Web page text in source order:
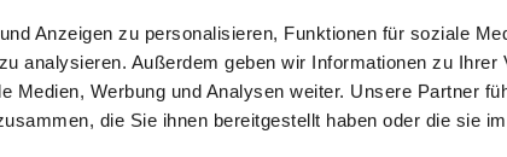
Anzeigen zu personalisieren, Funktionen für soziale
analysieren. Außerdem geben wir Informationen zu Ihrer
Medien, Werbung und Analysen weiter. Unsere Partner
die Sie ihnen bereitgestellt haben oder die sie